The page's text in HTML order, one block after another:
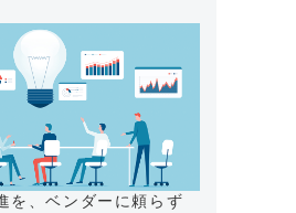
を、ベンダーに頼らず